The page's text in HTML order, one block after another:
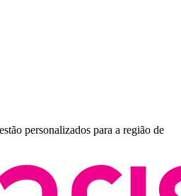
estão personalizados para a região de